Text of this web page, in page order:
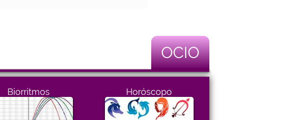
OCIO
Biorritmos Horóscopo